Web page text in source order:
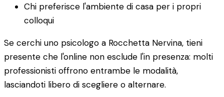
Chi preferisce l'ambiente di casa per i propri
colloqui
Se cerchi uno psicologo a Rocchetta Nervina, tieni
presente che l'online non esclude l'in presenza: molti
professionisti offrono entrambe le modalità,
lasciandoti libero di scegliere o alternare.